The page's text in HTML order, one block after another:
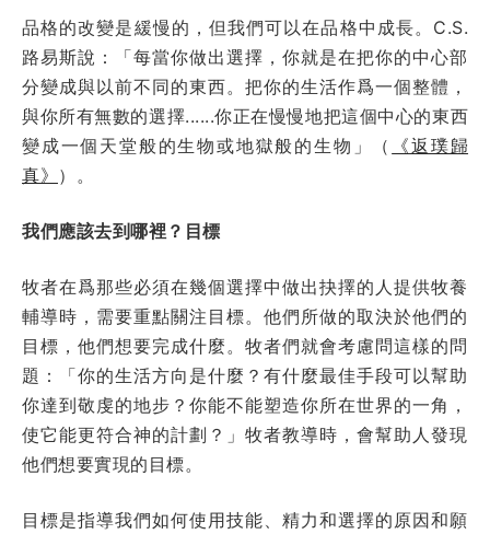
品格的改變是緩慢的，但我們可以在品格中成長。C.S.
路易斯說：「每當你做出選擇，你就是在把你的中心部
分變成與以前不同的東西。把你的生活作爲一個整體，
與你所有無數的選擇......你正在慢慢地把這個中心的東西
變成一個天堂般的生物或地獄般的生物」（
《返璞歸
真》 ）。
我們應該去到哪裡？目標
牧者在爲那些必須在幾個選擇中做出抉擇的人提供牧養
輔導時，需要重點關注目標。他們所做的取決於他們的
目標，他們想要完成什麼。牧者們就會考慮問這樣的問
題：「你的生活方向是什麼？有什麼最佳手段可以幫助
你達到敬虔的地步？你能不能塑造你所在世界的一角，
使它能更符合神的計劃？」牧者教導時，會幫助人發現
他們想要實現的目標。
目標是指導我們如何使用技能、精力和選擇的原因和願